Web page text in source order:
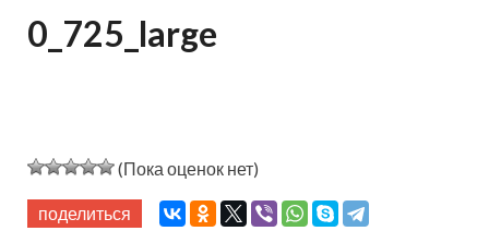
0_725_large
(Пока оценок нет)
поделиться